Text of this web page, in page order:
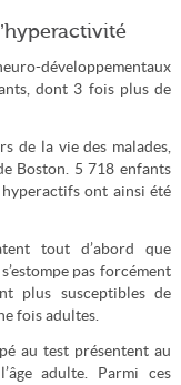
développementaux
dont 3 fois plus de
de la vie des malades,
Boston. 5 718 enfants
ont ainsi été
tout d’abord que
pas forcément
plus susceptibles de
fois adultes.
au test présentent au
adulte. Parmi ces